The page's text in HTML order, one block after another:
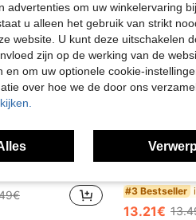
#3 Bestseller
13.21€
om uw winkelervaring
u alleen het gebruik van strikt
website. U kunt deze uitschakelen
zijn op de werking van de
om uw optionele cookie-
over hoe we de door ons